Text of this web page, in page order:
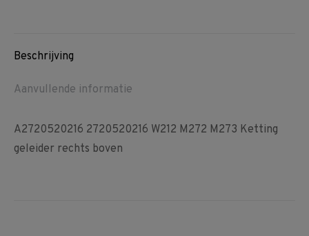
Beschrijving
Aanvullende informatie
A2720520216 2720520216 W212 M272 M273 Ketting
geleider rechts boven